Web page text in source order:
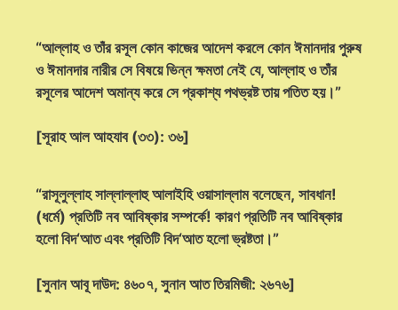
“আল্লাহ ও তাঁর রসূল কোন কাজের আদেশ করলে কোন ঈমানদার পুরুষ
ও ঈমানদার নারীর সে বিষয়ে ভিন্ন ক্ষমতা নেই যে, আল্লাহ ও তাঁর
রসূলের আদেশ অমান্য করে সে প্রকাশ্য পথভ্রষ্ট তায় পতিত হয়।”
[সূরাহ আল আহযাব (৩৩): ৩৬]
“রাসূলুল্লাহ সাল্লাল্লাহু আলাইহি ওয়াসাল্লাম বলেছেন, সাবধান!
(ধর্মে) প্রতিটি নব আবিষ্কার সম্পর্কে! কারণ প্রতিটি নব আবিষ্কার
হলো বিদ‘আত এবং প্রতিটি বিদ‘আত হলো ভ্রষ্টতা।”
[সুনান আবূ দাউদ: ৪৬০৭, সুনান আত তিরমিজী: ২৬৭৬]